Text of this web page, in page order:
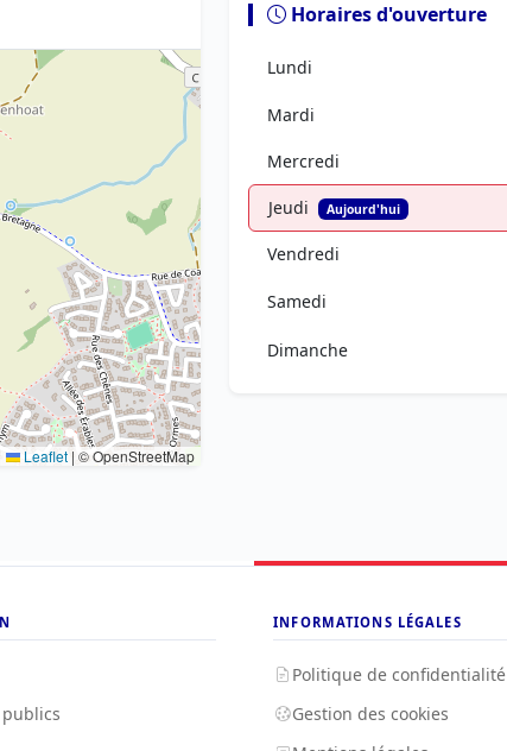
Leaflet | © OpenStreetMap
Horaires d'ouverture
Lundi
Mardi
Mercredi
Jeudi Aujourd'hui
Vendredi
Samedi
Dimanche
publics
INFORMATIONS LÉGALES
Politique de confidentialité
Gestion des cookies